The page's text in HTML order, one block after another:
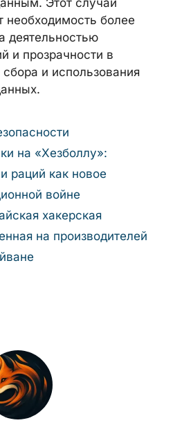
Этот случай
необходимость более
деятельностью
и прозрачности в
и использования
на «Хезболлу»:
раций как новое
войне
хакерская
на производителей